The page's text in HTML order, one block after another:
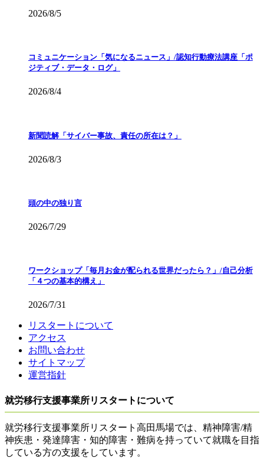
2026/8/5
コミュニケーション「気になるニュース」/認知行動療法講座「ポ
ジティブ・データ・ログ」
2026/8/4
新聞読解「サイバー事故、責任の所在は？」
2026/8/3
頭の中の独り言
2026/7/29
ワークショップ「毎月お金が配られる世界だったら？」/自己分析
「４つの基本的構え」
2026/7/31
リスタートについて
アクセス
お問い合わせ
サイトマップ
運営指針
就労移行支援事業所リスタートについて
就労移行支援事業所リスタート高田馬場では、精神障害/精
神疾患・発達障害・知的障害・難病を持っていて就職を目指
している方の支援をしています。